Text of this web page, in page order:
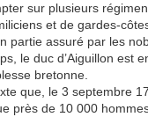
sur plusieurs
et de gardes-
partie assuré par les
le duc d’Aiguillon est
bretonne.
que, le 3 septembre
près de 10 000